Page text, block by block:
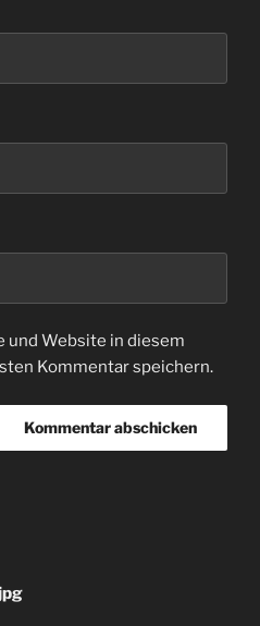
und Website in diesem
Kommentar speichern.